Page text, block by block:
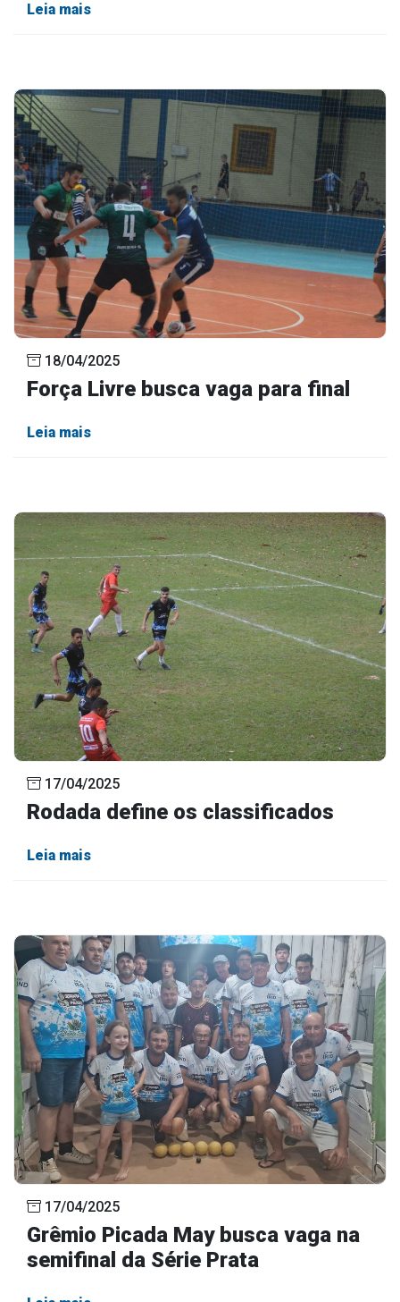
Leia mais
18/04/2025
Força Livre busca vaga para final
Leia mais
17/04/2025
Rodada define os classificados
Leia mais
17/04/2025
Grêmio Picada May busca vaga na
semifinal da Série Prata